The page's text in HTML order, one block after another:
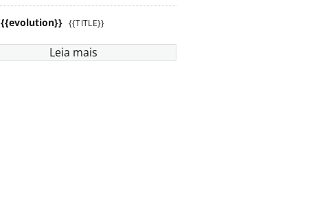
{{evolution}} {{TITLE}}
Leia mais